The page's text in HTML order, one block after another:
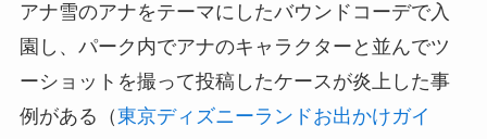
アナ雪のアナをテーマにしたバウンドコーデで入
園し、パーク内でアナのキャラクターと並んでツ
ーショットを撮って投稿したケースが炎上した事
例がある（東京ディズニーランドお出かけガイ